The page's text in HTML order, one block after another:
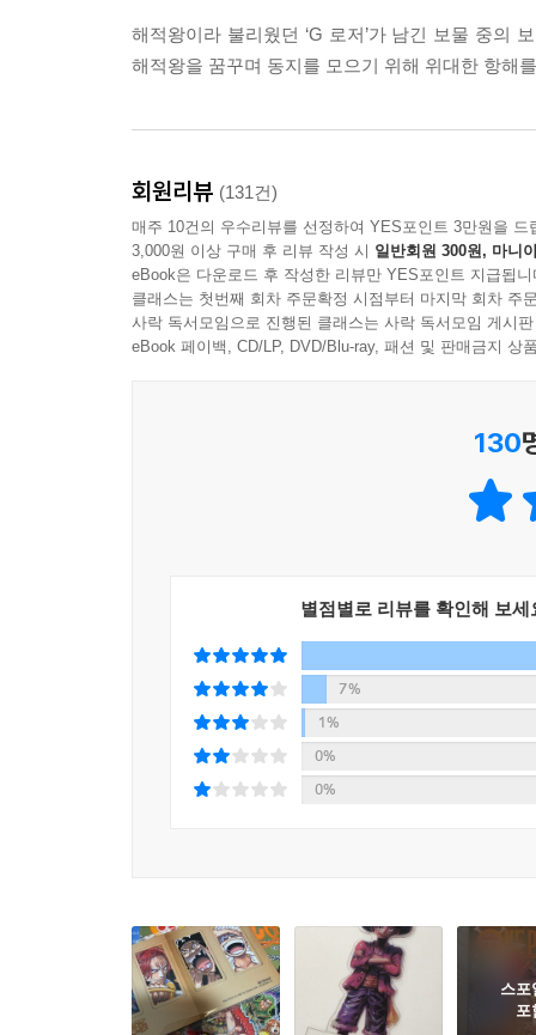
해적왕이라 불리웠던 ‘G 로저’가 남긴 보물 중의
해적왕을 꿈꾸며 동지를 모으기 위해 위대한 항해
회원리뷰 (131건)
매주 10건의 우수리뷰를 선정하여 YES포인트 3만원을 드
3,000원 이상 구매 후 리뷰 작성 시 일반회원 300원, 마니
eBook은 다운로드 후 작성한 리뷰만 YES포인트 지급됩니
클래스는 첫번째 회차 주문확정 시점부터 마지막 회차 주
사락 독서모임으로 진행된 클래스는 사락 독서모임 게시
eBook 페이백, CD/LP, DVD/Blu-ray, 패션 및 판매금지 상
130
별점별로 리뷰를 확인해 보세
7%
1%
0%
0%
스포
포